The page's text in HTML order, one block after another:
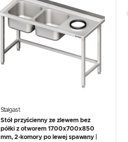
Stalgast
Stół przyścienny ze zlewem bez
półki z otworem 1700x700x850
mm, 2-komory po lewej spawany |